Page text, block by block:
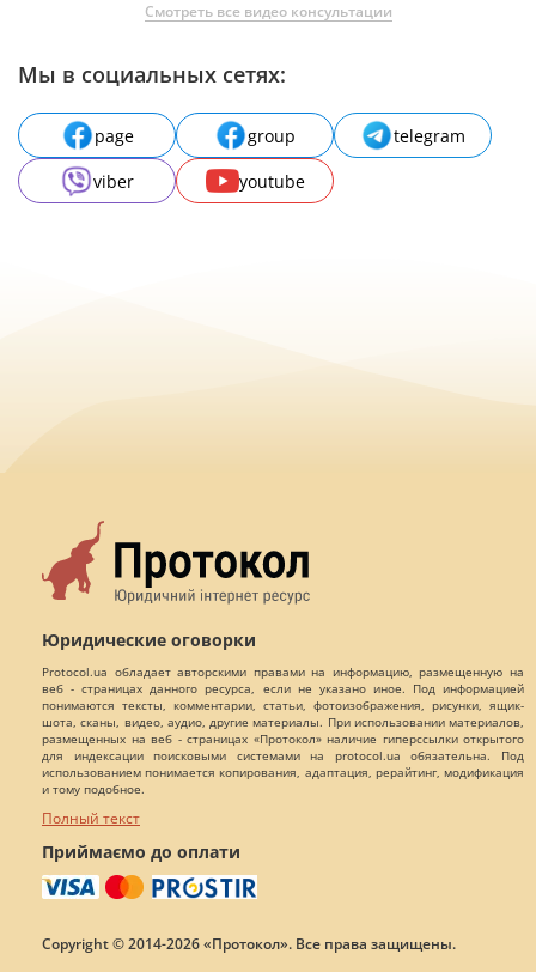
Смотреть все видео консультации
Мы в социальных сетях:
page group
telegram
viber
youtube
Юридические оговорки
Protocol.ua обладает авторскими правами на информацию, размещенную на
веб - страницах данного ресурса, если не указано иное. Под информацией
понимаются тексты, комментарии, статьи, фотоизображения, рисунки, ящик-
шота, сканы, видео, аудио, другие материалы. При использовании материалов,
размещенных на веб - страницах «Протокол» наличие гиперссылки открытого
для индексации поисковыми системами на protocol.ua обязательна. Под
использованием понимается копирования, адаптация, рерайтинг, модификация
и тому подобное.
Полный текст
Приймаємо до оплати
Copyright © 2014-2026 «Протокол». Все права защищены.